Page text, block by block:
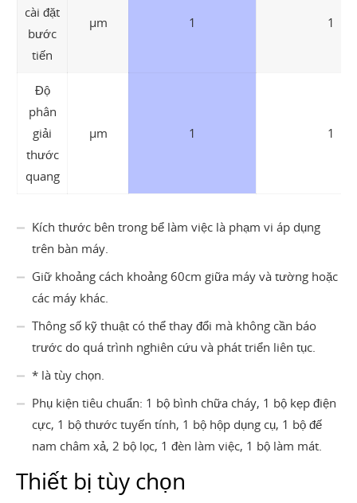
cài đặt
bước
tiến
µm 1 1
Độ
phân
giải
thước
quang
µm 1 1
Kích thước bên trong bể làm việc là phạm vi áp dụng
trên bàn máy.
Giữ khoảng cách khoảng 60cm giữa máy và tường hoặc
các máy khác.
Thông số kỹ thuật có thể thay đổi mà không cần báo
trước do quá trình nghiên cứu và phát triển liên tục.
* là tùy chọn.
Phụ kiện tiêu chuẩn: 1 bộ bình chữa cháy, 1 bộ kẹp điện
cực, 1 bộ thước tuyến tính, 1 bộ hộp dụng cụ, 1 bộ đế
nam châm xả, 2 bộ lọc, 1 đèn làm việc, 1 bộ làm mát.
Thiết bị tùy chọn